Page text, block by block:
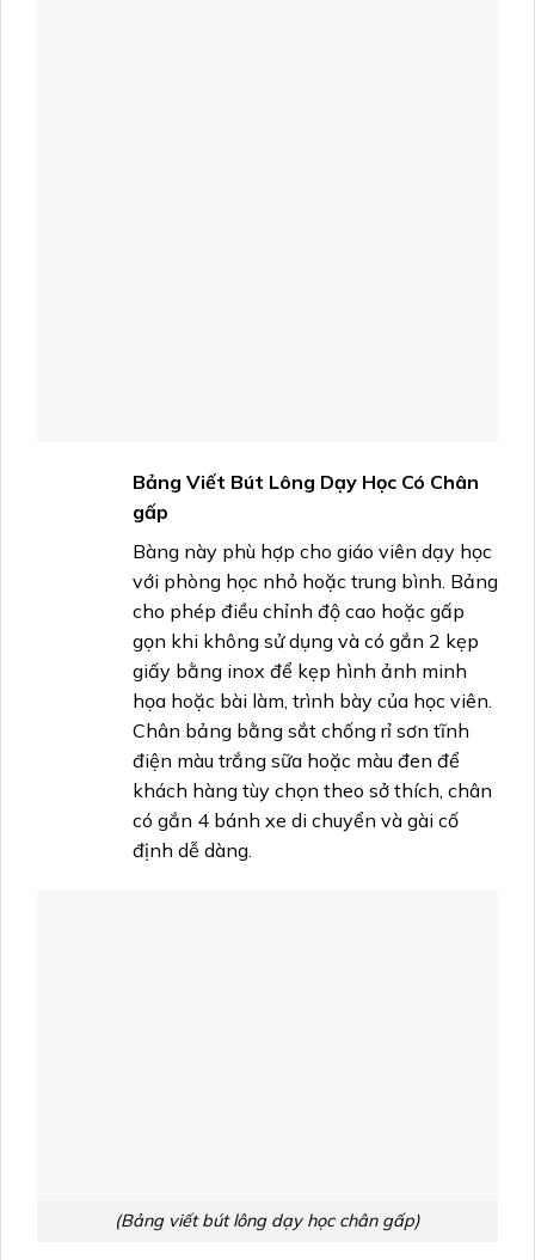
Bảng Viết Bút Lông Dạy Học Có Chân
gấp
Bàng này phù hợp cho giáo viên dạy học
với phòng học nhỏ hoặc trung bình. Bảng
cho phép điều chỉnh độ cao hoặc gấp
gọn khi không sử dụng và có gắn 2 kẹp
giấy bằng inox để kẹp hình ảnh minh
họa hoặc bài làm, trình bày của học viên.
Chân bảng bằng sắt chống rỉ sơn tĩnh
điện màu trắng sữa hoặc màu đen để
khách hàng tùy chọn theo sở thích, chân
có gắn 4 bánh xe di chuyển và gài cố
định dễ dàng.
(Bảng viết bút lông dạy học chân gấp)